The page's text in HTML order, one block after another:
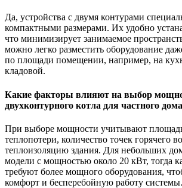
Да, устройства с двумя контурами
компактными размерами. Их удобно
что минимизирует занимаемое
можно легко разместить оборудование
по площади помещении, например, на
кладовой.
Какие факторы влияют на выбор
двухконтурного котла для частного
При выборе мощности учитывают
теплопотери, количество точек горячего
теплоизоляцию здания. Для небольших
модели с мощностью около 20 кВт, тогда
требуют более мощного оборудования,
комфорт и бесперебойную работу системы.